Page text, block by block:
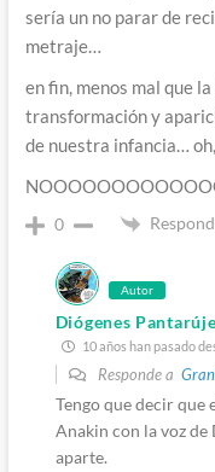
sería un no parar de
metraje…
en fin, menos mal que
transformación y
de nuestra infancia…
0
Autor
Diógenes
10 años han pasado
Responde a
Tengo que decir que
Anakin con la voz de
aparte.